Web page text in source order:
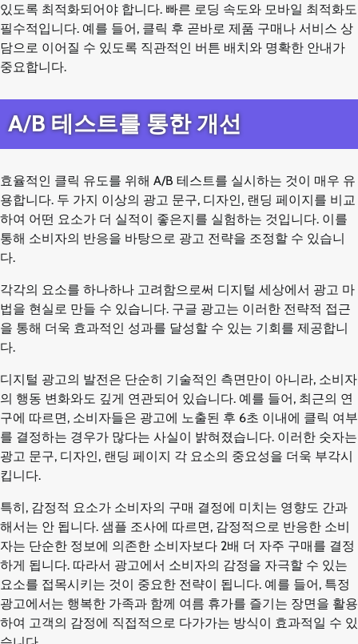
있도록 최적화되어야 합니다. 빠른 로딩 속도와 모바일 최적화도
필수적입니다. 예를 들어, 클릭 후 곧바로 제품 구매나 서비스 상
담으로 이어질 수 있도록 직관적인 버튼 배치와 명확한 안내가
중요합니다.
A/B 테스트를 통한 개선
효율적인 클릭 유도를 위해 A/B 테스트를 실시하는 것이 매우 유
용합니다. 두 가지 이상의 광고 문구, 디자인, 랜딩 페이지를 비교
하여 어떤 요소가 더 실적이 좋은지를 실험하는 것입니다. 이를
통해 소비자의 반응을 바탕으로 광고 전략을 조정할 수 있습니
다.
각각의 요소를 하나하나 고려함으로써 디지털 세상에서 광고 마
법을 현실로 만들 수 있습니다. 구글 광고는 이러한 전략적 접근
을 통해 더욱 효과적인 성과를 달성할 수 있는 기회를 제공합니
다.
디지털 광고의 발전은 단순히 기술적인 측면만이 아니라, 소비자
의 행동 변화와도 깊게 연관되어 있습니다. 예를 들어, 최근의 연
구에 따르면, 소비자들은 광고에 노출된 후 6초 이내에 클릭 여부
를 결정하는 경우가 많다는 사실이 밝혀졌습니다. 이러한 숫자는
광고 문구, 디자인, 랜딩 페이지 각 요소의 중요성을 더욱 부각시
킵니다.
특히, 감정적 요소가 소비자의 구매 결정에 미치는 영향도 간과
해서는 안 됩니다. 샘플 조사에 따르면, 감정적으로 반응한 소비
자는 단순한 정보에 의존한 소비자보다 2배 더 자주 구매를 결정
하게 됩니다. 따라서 광고에서 소비자의 감정을 자극할 수 있는
요소를 접목시키는 것이 중요한 전략이 됩니다. 예를 들어, 특정
광고에서는 행복한 가족과 함께 여름 휴가를 즐기는 장면을 활용
하여 고객의 감정에 직접적으로 다가가는 방식이 효과적일 수 있